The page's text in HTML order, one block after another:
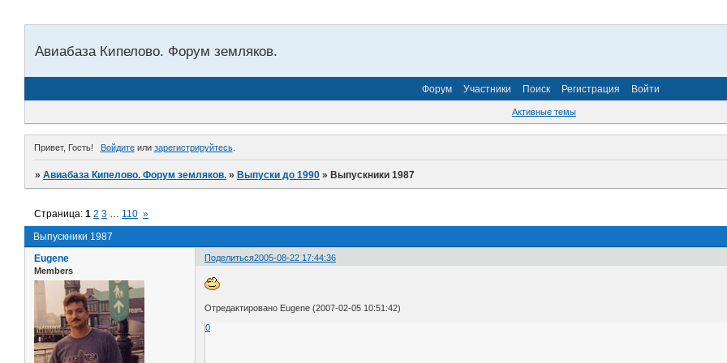
Авиабаза Кипелово. Форум земляков.
Форум Участники Поиск Регистрация Войти
Активные темы
Привет, Гость! Войдитеили зарегистрируйтесь.
»Авиабаза Кипелово. Форум земляков. »Выпуски до 1990 »Выпускники 1987
Выпускники 1987
Страница:1 2 3 … 110 »
Поделиться2005-08-22 17:44:36
Eugene
Members
Отредактировано Eugene (2007-02-05 10:51:42)
0